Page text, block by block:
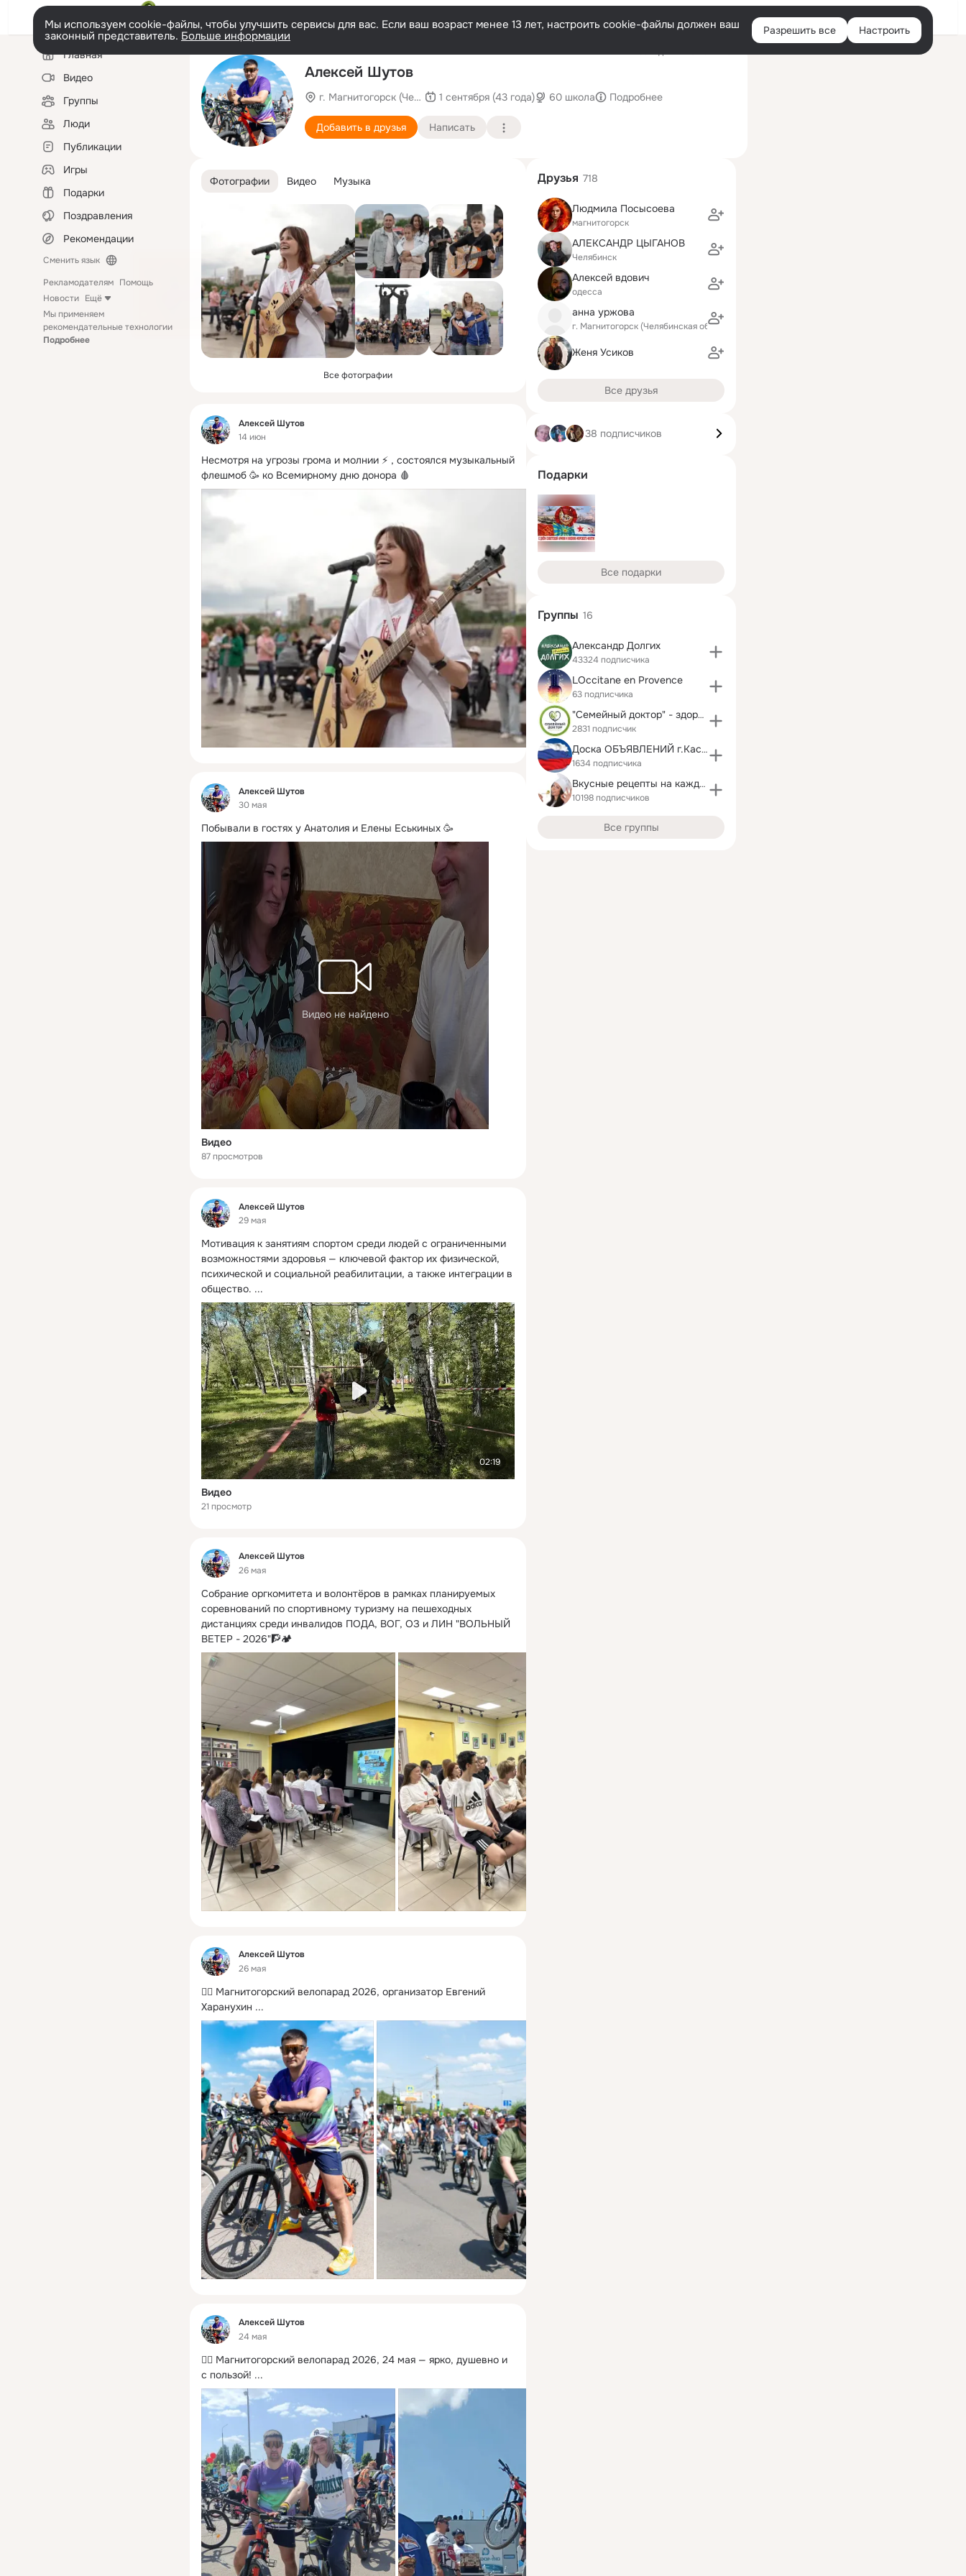
Войти
Мы используем cookie-файлы, чтобы улучшить сервисы для вас. Если ваш возраст менее 13 лет, настроить cookie-файлы должен ваш
законный представитель. Больше информации Разрешить все Настроить
Левая
колонкаГлавная
Видео
Группы
Люди
Публикации
Игры
Подарки
Поздравления
Рекомендации
Сменить язык
Рекламодателям Помощь
Новости Ещё
Мы применяем
рекомендательные технологии
Подробнее
Алексей Шутов
г. Магнитогорск (Челябинская область)
1 сентября (43 года) 60 школа Подробнее
Добавить в друзья Написать
Фотографии Видео Музыка
Все фотографии
Фид
Алексей Шутов
14 июн
Несмотря на угрозы грома и молнии ⚡️ , состоялся музыкальный
флешмоб 🥳 ко Всемирному дню донора 🩸
Фид
Алексей Шутов
30 мая
Побывали в гостях у Анатолия и Елены Еськиных 🥳
Видео не найдено
Видео
87 просмотров
Фид
Алексей Шутов
29 мая
Мотивация к занятиям спортом среди людей с ограниченными
возможностями здоровья — ключевой фактор их физической,
психической и социальной реабилитации, а также интеграции в
общество. ...
02:19
Видео
21 просмотр
Фид
Алексей Шутов
26 мая
Собрание оргкомитета и волонтёров в рамках планируемых
соревнований по спортивному туризму на пешеходных
дистанциях среди инвалидов ПОДА, ВОГ, ОЗ и ЛИН "ВОЛЬНЫЙ
ВЕТЕР - 2026"🧗🏕️
Фид
Алексей Шутов
26 мая
🚴‍♂️ Магнитогорский велопарад 2026, организатор Евгений
Харанухин ...
Фид
Алексей Шутов
24 мая
🚴‍♂️ Магнитогорский велопарад 2026, 24 мая — ярко, душевно и
с пользой! ...
Друзья 718
Людмила Посысоева
магнитогорск
АЛЕКСАНДР ЦЫГАНОВ
Челябинск
Алексей вдович
одесса
анна уржова
г. Магнитогорск (Челябинская область)
Женя Усиков
Все друзья
38 подписчиков
Подарки
Все подарки
Группы 16
Александр Долгих
43324 подписчика
LOccitane en Provence
63 подписчика
"Семейный доктор" - здоровье начинается здесь...
2831 подписчик
Доска ОБЪЯВЛЕНИЙ г.Касли.
1634 подписчика
Вкусные рецепты на каждый день
10198 подписчиков
Все группы